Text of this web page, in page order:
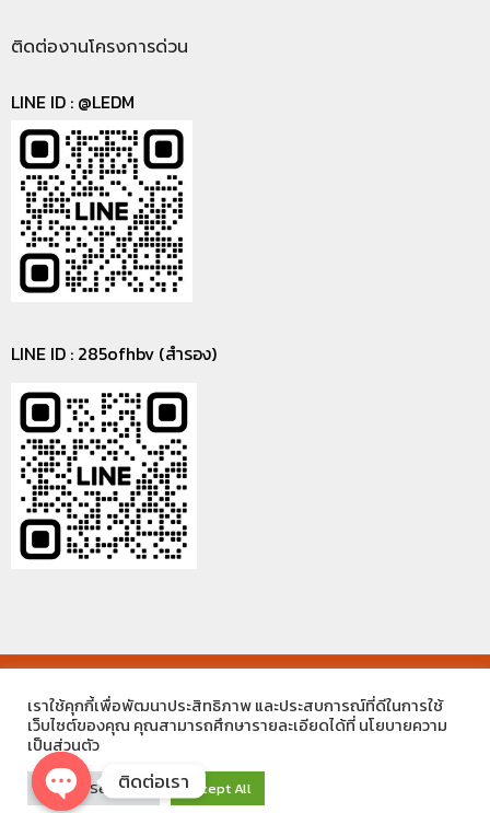
ติดต่องานโครงการด่วน
LINE ID : @LEDM
LINE ID : 285ofhbv (สำรอง)
RESERVED.
เราใช้คุกกี้เพื่อพัฒนาประสิทธิภาพ และประสบการณ์ที่ดีในการใช้
เว็บไซต์ของคุณ คุณสามารถศึกษารายละเอียดได้ที่ นโยบายความ
เป็นส่วนตัว
Cookie Settings Accept All
ติดต่อเรา